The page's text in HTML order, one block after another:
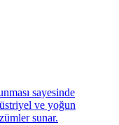
sayesinde
ve yoğun
sunar.